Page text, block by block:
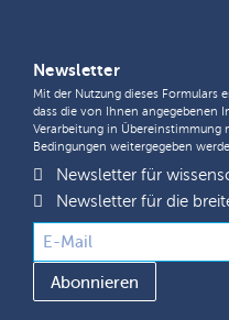
Newsletter
Mit der Nutzung dieses Formulars
dass die von Ihnen angegebenen
Verarbeitung in Übereinstimmung
Bedingungen weitergegeben
Newsletter für
Newsletter für die